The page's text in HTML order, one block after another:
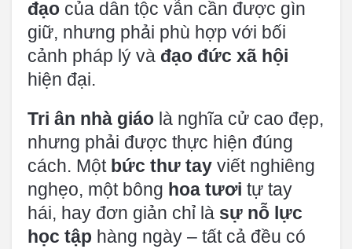
đạo của dân tộc vẫn cần được gìn
giữ, nhưng phải phù hợp với bối
cảnh pháp lý và đạo đức xã hội
hiện đại.
Tri ân nhà giáo là nghĩa cử cao đẹp,
nhưng phải được thực hiện đúng
cách. Một bức thư tay viết nghiêng
nghẹo, một bông hoa tươi tự tay
hái, hay đơn giản chỉ là sự nỗ lực
học tập hàng ngày – tất cả đều có